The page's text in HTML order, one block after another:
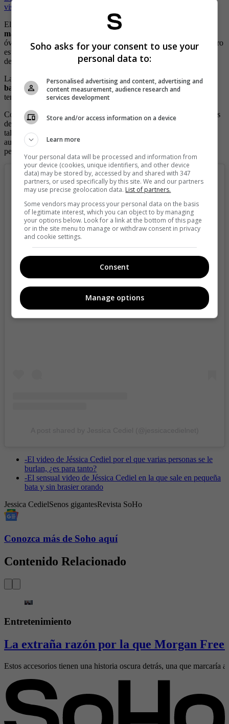
visto
El pasado 11 de septiembre de 2021 empezó el
mamá
óvulos. En la ecografía todo salió perfecto, encontraron que su útero
estaba sano, por lo que con los expertos que la estaban tratando
decidieron la congelación.
La presentadora mostró que tuvo que aplicarse inyecciones en su
barriga durante 10 días. Después de este periodo, sus óvulos ya
tenían el tamaño adecuado y pudo lograr su cometido.
Como consecuencia de este procedimiento, el año pasado los senos
de Jessica empezaron a crecer a tal punto que tuvo que cambiar de
talla de brasier y claramente sus seguidores se percataron del
aumento, por lo que creían que se había hecho una mamoplastia,
pero no.
View this post on Instagram
-El video de Jéssica Cediel por el que varias personas se le
burlan, ¿es para tanto?
-El sensual video de Jéssica Cediel en la que sale en pequeña
bata y sin brasier orando
Jessica CedielSenos gigantesRevista SoHo
Conozca más de Soho aquí
Contenido Relacionado
Entretenimiento
La extraña razón por la que Morgan
Estos accesorios tienen una historia oscura detrás, una que marcaría
Soho asks for your consent to use your
personal data to:
Personalised advertising and content, advertising and
content measurement, audience research and
services development
Store and/or access information on a device
Learn more
Your personal data will be processed and information from
your device (cookies, unique identifiers, and other device
data) may be stored by, accessed by and shared with 347
partners, or used specifically by this site. We and our partners
may use precise geolocation data. List of partners.
Some vendors may process your personal data on the basis
of legitimate interest, which you can object to by managing
your options below. Look for a link at the bottom of this page
or in the site menu to manage or withdraw consent in privacy
and cookie settings.
Consent
Manage options